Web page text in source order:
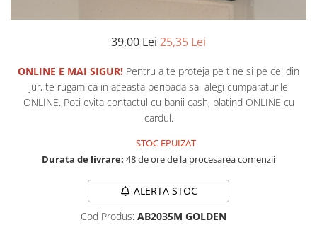
Cadouri craciun copii
Sepci personalizate
Seturi cadou pentru copii KID's Collection
Fashion
Pijamale de CRACIUN
Pijamale de barbati
39,00 Lei25,35 Lei
ONLINE E MAI SIGUR! Pentru a te proteja pe tine si pe cei din
jur, te rugam ca in aceasta perioada sa alegi cumparaturile
ONLINE. Poti evita contactul cu banii cash, platind ONLINE cu
cardul.
STOC EPUIZAT
Durata de livrare: 48 de ore de la procesarea comenzii
ALERTA STOC
Cod Produs: AB2035M GOLDEN